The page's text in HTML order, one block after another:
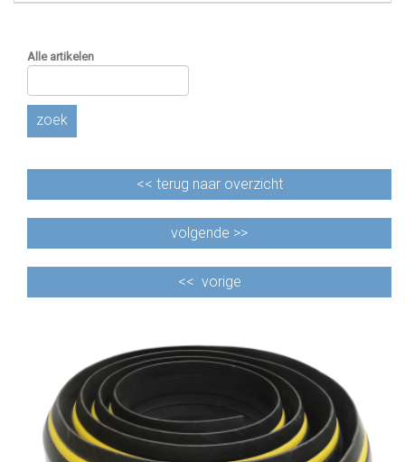
Alle artikelen
zoek
<< terug naar overzicht
volgende >>
<< vorige